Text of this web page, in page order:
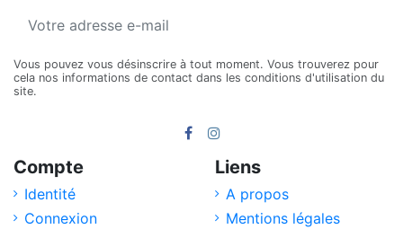
Vous pouvez vous désinscrire à tout moment. Vous trouverez pour
cela nos informations de contact dans les conditions d'utilisation du
site.
Compte
Identité
Connexion
Liens
A propos
Mentions légales